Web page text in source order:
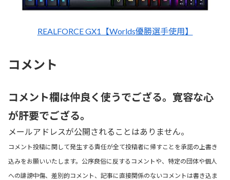
REALFORCE GX1【Worlds優勝選手使用】
コメント
コメント欄は仲良く使うでござる。寛容な心
が肝要でござる。
メールアドレスが公開されることはありません。
コメント投稿に関して発生する責任が全て投稿者に帰すことを承諾の上書き
込みをお願いいたします。公序良俗に反するコメントや、特定の団体や個人
への誹謗中傷、差別的コメント、記事に直接関係のないコメントは書き込ま